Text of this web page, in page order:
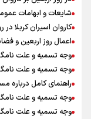
خوشرنگ‌ترین مدال‌ها به
خودکشی ضارب ۱۴ ساله مدرسه تایلندی
شایعات و ابهامات عمومی
کاروان اسیران کربلا
اعمال روز اربعین و
وجه تسمیه و علت
وجه تسمیه و علت
راهنمای کامل درباره
وجه تسمیه و علت
وجه تسمیه و علت